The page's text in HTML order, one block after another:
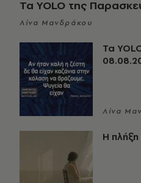
Τα YOLO της
Λίνα Μανδράκου
Τα
Λίνα
Η πλήξη